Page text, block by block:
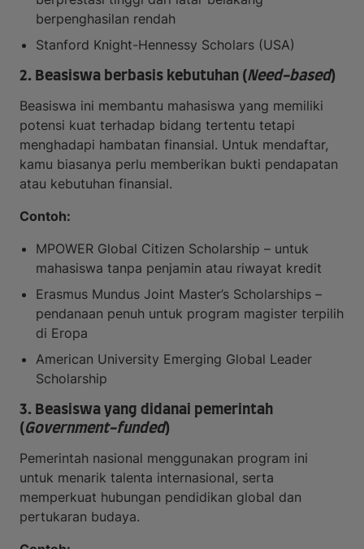
berpenghasilan rendah
Stanford Knight-Hennessy Scholars (USA)
2. Beasiswa berbasis kebutuhan (Need-based)
Beasiswa ini membantu mahasiswa yang memiliki
potensi kuat terhadap bidang tertentu tetapi
menghadapi hambatan finansial. Untuk mendaftar,
kamu biasanya perlu memberikan bukti pendapatan
atau kebutuhan finansial.
Contoh:
MPOWER Global Citizen Scholarship – untuk
mahasiswa tanpa penjamin atau riwayat kredit
Erasmus Mundus Joint Master’s Scholarships –
pendanaan penuh untuk program magister terpilih
di Eropa
American University Emerging Global Leader
Scholarship
3. Beasiswa yang didanai pemerintah
(Government-funded)
Pemerintah nasional menggunakan program ini
untuk menarik talenta internasional, serta
memperkuat hubungan pendidikan global dan
pertukaran budaya.